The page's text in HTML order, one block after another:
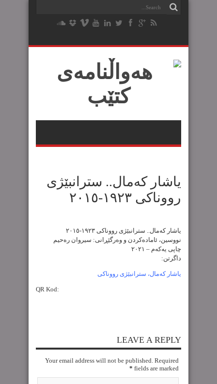
یاشار کەمال.. سترانبێژی
رووناکی ١٩٢٣-٢٠١٥
یاشار کەمال.. سترانبێژی رووناکی ١٩٢٣-٢٠١٥
نووسین، ئامادەکردن و وەرگێڕانی: سیروان رەحیم
چاپی یەکەم – ٢٠٢١
داگرتن:
یاشار کەمال، سترانبێژی رووناکی
QR Kod:
LEAVE A REPLY
Your email address will not be published. Required
fields are marked
*